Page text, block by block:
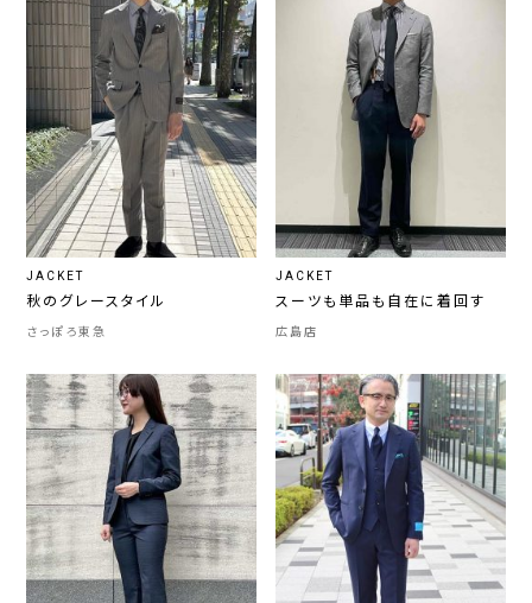
JACKET
秋のグレースタイル
さっぽろ東急
JACKET
スーツも単品も自在に着回す
広島店